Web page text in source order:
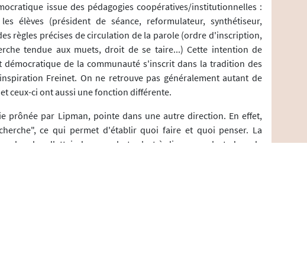
issue des pédagogies coopératives/institutionnelles :
élèves (président de séance, reformulateur, synthétiseur,
règles précises de circulation de la parole (ordre d'inscription,
tendue aux muets, droit de se taire...) Cette intention de
de la communauté s'inscrit dans la tradition des
Freinet. On ne retrouve pas généralement autant de
ceux-ci ont aussi une fonction différente.
prônée par Lipman, pointe dans une autre direction. En effet,
ce qui permet d'établir quoi faire et quoi penser. La
recherche d'atteindre son but, c'est-à-dire que c'est dans la